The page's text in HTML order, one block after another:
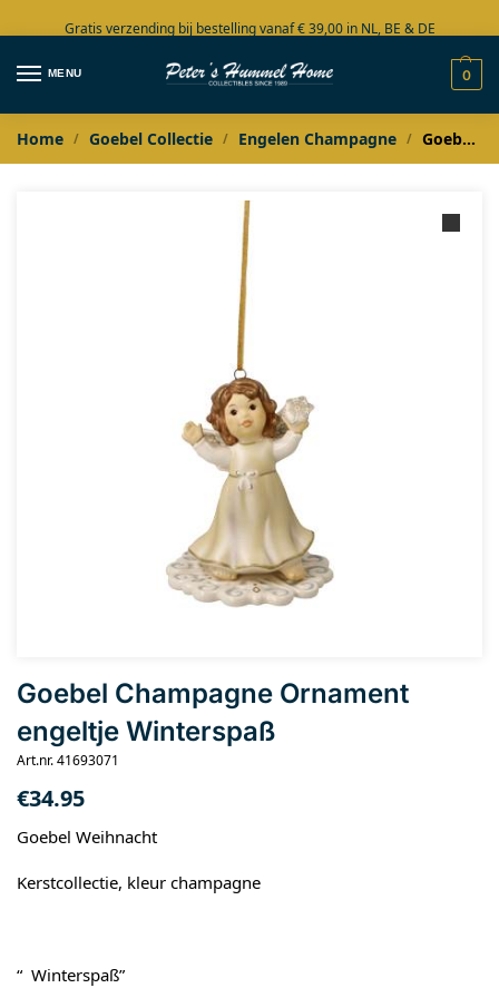
Gratis verzending bij bestelling vanaf € 39,00 in NL, BE & DE
Grote collectie in voorraad
MENU 0
Home / Goebel Collectie / Engelen Champagne / Goebel Champagne Ornament engeltje Winterspaß
Goebel Champagne Ornament
engeltje Winterspaß
Art.nr. 41693071
€34.95
Goebel Weihnacht
Kerstcollectie, kleur champagne
“ Winterspaß”